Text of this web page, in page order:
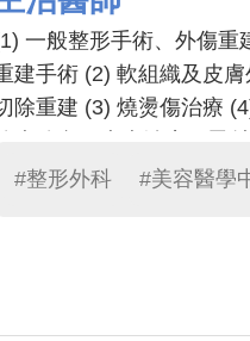
一般整形手術、外傷重
建手術 (2) 軟組織及皮
除重建 (3) 燒燙傷治療
#整形外科
#美容醫學